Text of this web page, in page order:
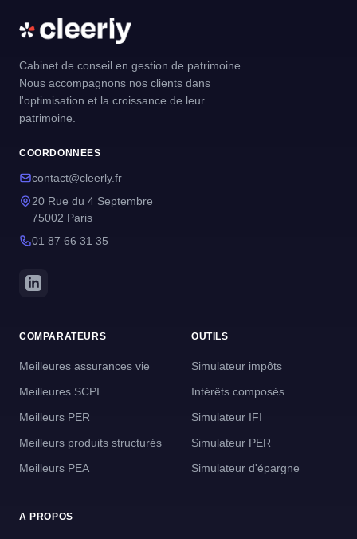
Cabinet de conseil en gestion de patrimoine.
Nous accompagnons nos clients dans
l'optimisation et la croissance de leur
patrimoine.
COORDONNEES
contact@cleerly.fr
20 Rue du 4 Septembre
75002 Paris
01 87 66 31 35
COMPARATEURS
Meilleures assurances vie
Meilleures SCPI
Meilleurs PER
Meilleurs produits structurés
Meilleurs PEA
OUTILS
Simulateur impôts
Intérêts composés
Simulateur IFI
Simulateur PER
Simulateur d'épargne
A PROPOS